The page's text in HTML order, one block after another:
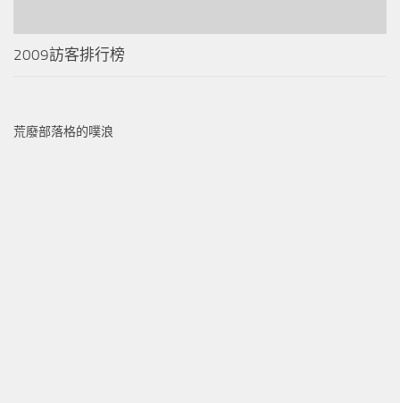
2009訪客排行榜
荒廢部落格的噗浪